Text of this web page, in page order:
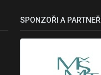
SPONZOŘI A PARTNEŘI